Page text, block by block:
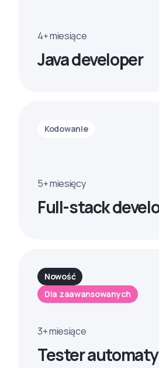
4+ miesiące
Java developer
Kodowanie
5+ miesięcy
Full-stack
Nowość
Dla zaawansowanych
3+ miesiące
Tester